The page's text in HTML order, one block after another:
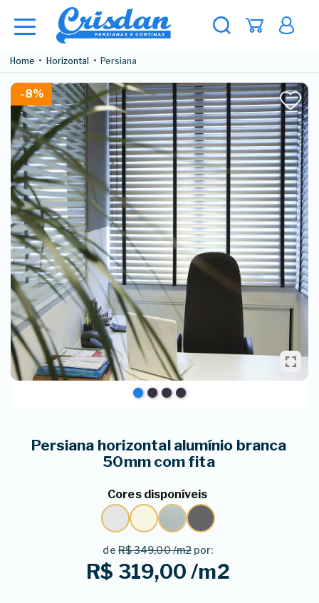
Home Horizontal Persiana
-8%
Persiana horizontal alumínio branca
50mm com fita
Cores disponíveis
deR$ 349,00 /m2 por:
R$ 319,00 /m2